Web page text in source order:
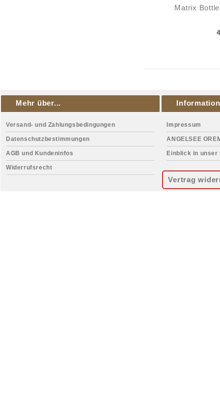
Matrix
Mehr über...
Versand- und Zahlungsbedingungen
Datenschutzbestimmungen
AGB und Kundeninfos
Widerrufsrecht
Impressum
ANGELSEE
Einblick in unser
Vertrag